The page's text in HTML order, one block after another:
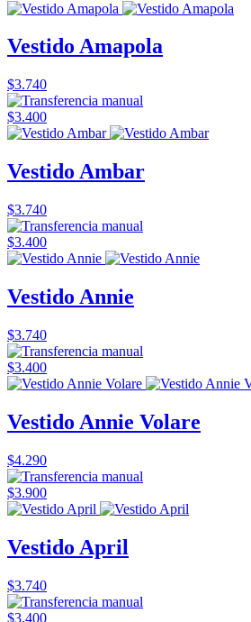
Vestido Amapola
$3.740
$3.400
Vestido Ambar
$3.740
$3.400
Vestido Annie
$3.740
$3.400
Vestido Annie Volare
$4.290
$3.900
Vestido April
$3.740
$3.400